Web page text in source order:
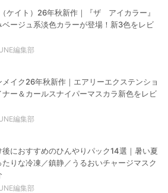
ケイト）26年秋新作｜『ザ アイカラー』
ベージュ系淡色カラーが登場！新3色をレビ
編集部
メイク26年秋新作｜エアリーエクステンショ
ナー＆カールスナイパーマスカラ新色をレビ
編集部
後におすすめのひんやりパック14選｜暑い夏
たりな冷凍／鎮静／うるおいチャージマスク
編集部